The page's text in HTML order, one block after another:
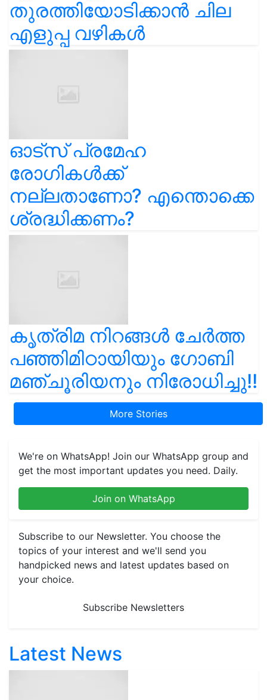
തുരത്തിയോടിക്കാൻ ചില
എളുപ്പ വഴികൾ
ഓട്സ് പ്രമേഹ
രോഗികൾക്ക്
നല്ലതാണോ? എന്തൊക്കെ
ശ്രദ്ധിക്കണം?
കൃത്രിമ നിറങ്ങൾ ചേർത്ത
പഞ്ഞിമിഠായിയും ഗോബി
മഞ്ചൂരിയനും നിരോധിച്ചു!!
More Stories
We're on WhatsApp! Join our WhatsApp group and
get the most important updates you need. Daily.
Join on WhatsApp
Subscribe to our Newsletter. You choose the
topics of your interest and we'll send you
handpicked news and latest updates based on
your choice.
Subscribe Newsletters
Latest News